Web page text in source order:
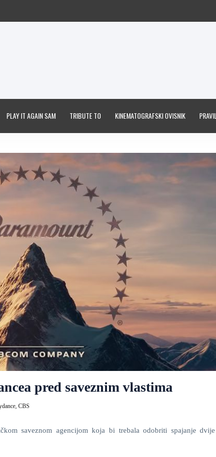
PLAY IT AGAIN SAM TRIBUTE TO KINEMATOGRAFSKI OVISNIK
pred saveznim vlastima
CBS
saveznom agencijom koja bi trebala odobriti spajanje